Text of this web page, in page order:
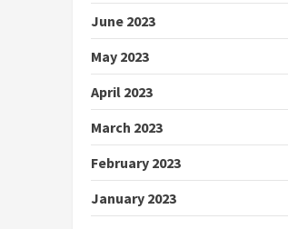
June 2023
May 2023
April 2023
March 2023
February 2023
January 2023